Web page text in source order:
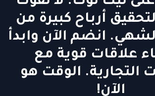
أرباح كبيرة من
انضم الآن وابدأ
علاقات قوية مع
التجارية. الوقت هو
الآن!